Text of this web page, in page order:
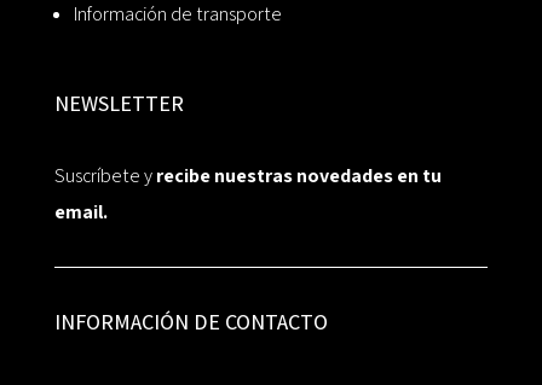
Información de transporte
NEWSLETTER
Suscríbete yrecibe nuestras novedades en tu
email.
INFORMACIÓN DE CONTACTO